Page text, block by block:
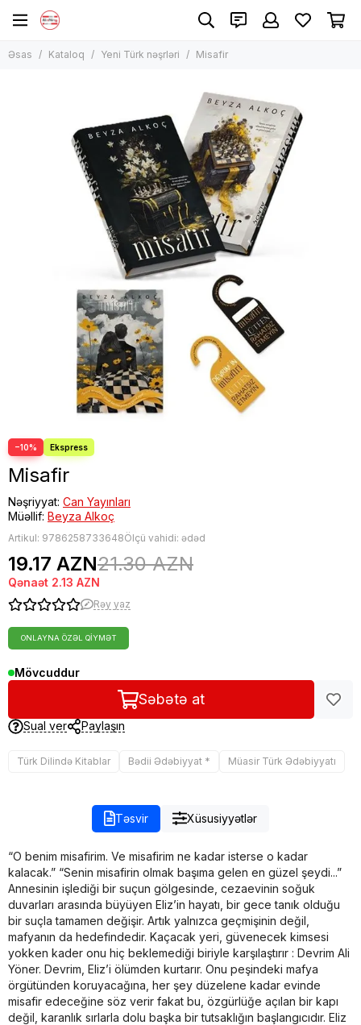
Əsas Kataloq Yeni Türk nəşrləri Misafir
−10%
Misafir
Nəşriyyat: Can Yayınları
Müəllif: Beyza Alkoç
Artikul: 9786258733648Ölçü vahidi: ədəd
19.17 AZN21.30 AZN
Qənaət 2.13 AZN
Rəy yaz
ONLAYNA ÖZƏL QIYMƏT
Mövcuddur
Səbətə at
Sual ver Paylaşın
Türk Dilində Kitablar Bədii Ədəbiyyat * Müasir Türk Ədəbiyyatı
Təsvir Xüsusiyyətlər
“O benim misafirim. Ve misafirim ne kadar isterse o kadar
kalacak.” “Senin misafirin olmak başıma gelen en güzel şeydi...”
Annesinin işlediği bir suçun gölgesinde, cezaevinin soğuk
duvarları arasında büyüyen Eliz’in hayatı, bir gece tanık olduğu
bir suçla tamamen değişir. Artık yalnızca geçmişinin değil,
mafyanın da hedefindedir. Kaçacak yeri, güvenecek kimsesi
yokken kader onu hiç beklemediği biriyle karşılaştırır : Devrim Ali
Yöner. Devrim, Eliz’i ölümden kurtarır. Onu peşindeki mafya
örgütünden koruyacağına, her şey düzelene kadar evinde
misafir edeceğine söz verir fakat bu, özgürlüğe açılan bir kapı
değil, karanlık sırlarla dolu başka bir tutsaklığın başlangıcıdır. Eliz